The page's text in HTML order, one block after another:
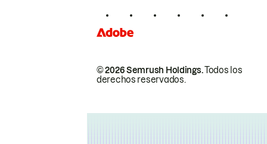
© 2026 Semrush Holdings.Todos los
derechos reservados.